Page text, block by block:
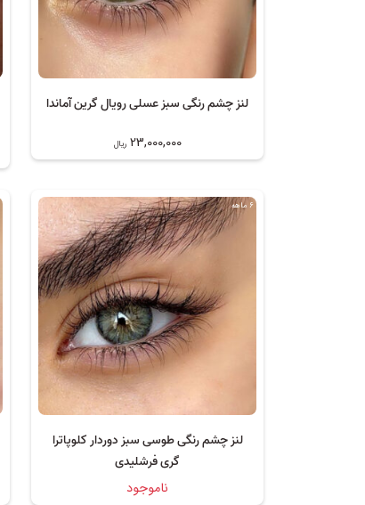
لنز چشم رنگی سبز عسلی رویال گرین آماندا
23,000,000 ریال
لنز چشم رنگی طوسی سبز دوردار کلوپاترا
گری فرشلیدی
ناموجود
6 ماهه